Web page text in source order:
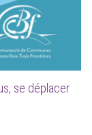
se déplacer